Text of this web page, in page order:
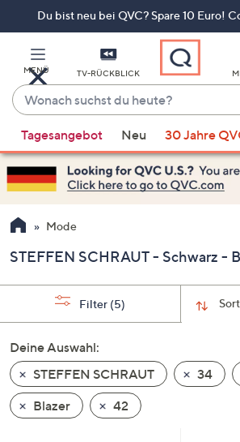
Du bist neu bei QVC? Spare 10 Euro!
MENÜ TV-RÜCKBLICK
Wonach
suchst
du
heute?
Vorschläge
verfügbar
sind,
verwenden
Sie
Pfeiltasten
nach
und
nach
unten
oder
wischen
Sie
Tagesangebot Neu 30 Jahre
Mode
STEFFEN SCHRAUT - Schwarz -
Filter (5)
Deine Auswahl:
STEFFEN SCHRAUT
34
Blazer
42